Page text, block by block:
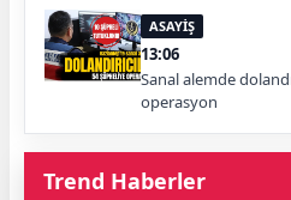
ASAYİŞ
13:06
Sanal alemde
operasyon
Trend Haberler